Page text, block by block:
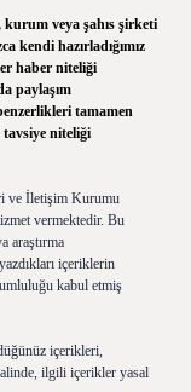
veya şahıs şirketi
kendi hazırladığımız
haber niteliği
paylaşım
tamamen
niteliği
ve İletişim Kurumu
vermektedir. Bu
araştırma
içeriklerin
kabul etmiş
içerikleri,
ilgili içerikler yasal